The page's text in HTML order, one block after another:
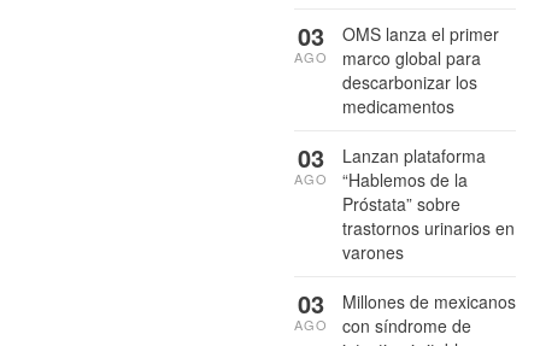
OMS lanza el primer
marco global para
descarbonizar los
medicamentos
03
AGO
Lanzan plataforma
“Hablemos de la
Próstata” sobre
trastornos urinarios en
varones
03
AGO
Millones de mexicanos
con síndrome de
03
AGO